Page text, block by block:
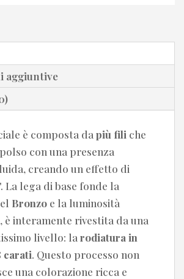
aggiuntive
è composta da più fili che
con una presenza
creando un effetto di
La lega di base fonde la
Bronzo e la luminosità
, è interamente rivestita da una
livello: la rodiatura in
carati. Questo processo non
una colorazione ricca e